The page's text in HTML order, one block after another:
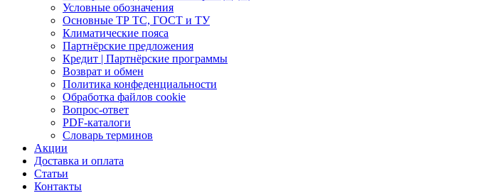
Условные обозначения
Основные ТР ТС, ГОСТ и ТУ
Климатические пояса
Партнёрские предложения
Кредит | Партнёрские программы
Возврат и обмен
Политика конфеденциальности
Обработка файлов cookie
Вопрос-ответ
PDF-каталоги
Словарь терминов
Акции
Доставка и оплата
Статьи
Контакты